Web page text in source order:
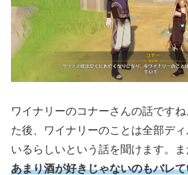
ワイナリーのコナーさんの話です
た後、ワイナリーのことは全部デ
いるらしいという話を聞けます。ま
あまり酒が好きじゃないのもバレ